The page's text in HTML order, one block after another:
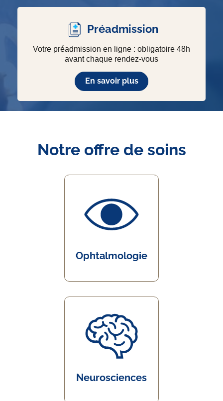
Préadmission
Votre préadmission en ligne : obligatoire 48h
avant chaque rendez-vous
En savoir plus
Notre offre de soins
Ophtalmologie
Neurosciences